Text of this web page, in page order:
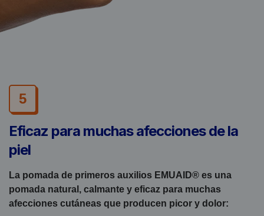
5
Eficaz para muchas afecciones de la
piel
La pomada de primeros auxilios EMUAID® es una
pomada natural, calmante y eficaz para muchas
afecciones cutáneas que producen picor y dolor: